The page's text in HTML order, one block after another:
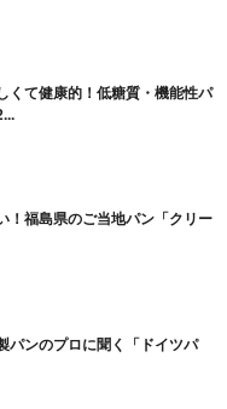
くて健康的！低糖質・機能性パ
！福島県のご当地パン「クリー
パンのプロに聞く「ドイツパ